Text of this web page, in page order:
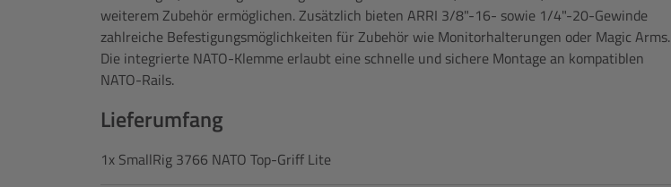
weiterem Zubehör ermöglichen. Zusätzlich bieten ARRI 3/8"-16- sowie 1/4"-20-Gewinde
zahlreiche Befestigungsmöglichkeiten für Zubehör wie Monitorhalterungen oder Magic Arms.
Die integrierte NATO-Klemme erlaubt eine schnelle und sichere Montage an kompatiblen
NATO-Rails.
Lieferumfang
1x SmallRig 3766 NATO Top-Griff Lite